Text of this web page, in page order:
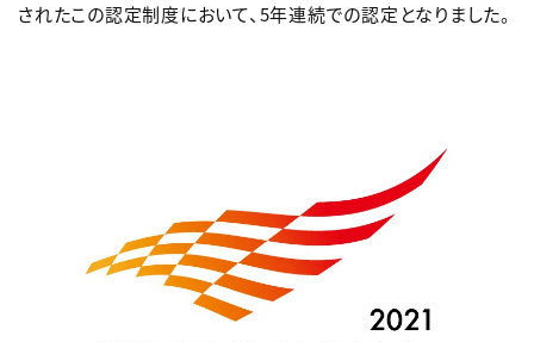
されたこの認定制度において、5年連続での認定となりました。